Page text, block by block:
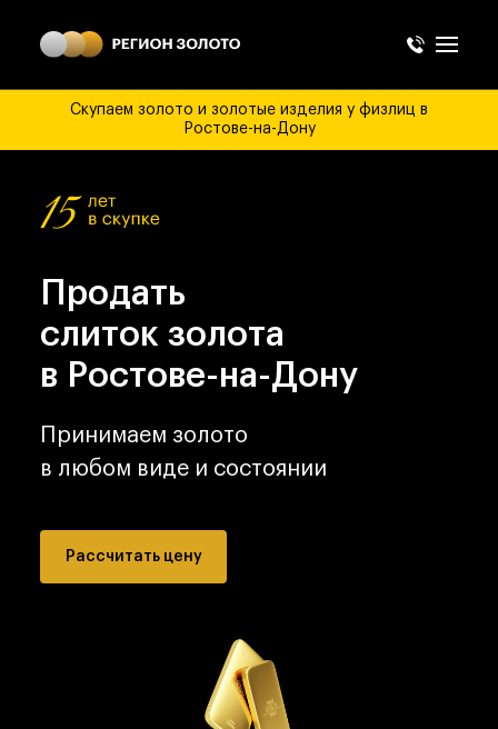
Скупаем золото и золотые изделия у физлиц в
Ростове-на-Дону
Продать
слиток золота
в Ростове-на-Дону
Принимаем золото
в любом виде и состоянии
Рассчитать цену